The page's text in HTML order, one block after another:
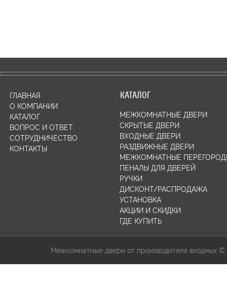
ГЛАВНАЯ
О КОМПАНИИ
КАТАЛОГ
ВОПРОС И ОТВЕТ
СОТРУДНИЧЕСТВО
КОНТАКТЫ
КАТАЛОГ
МЕЖКОМНАТНЫЕ ДВЕРИ
СКРЫТЫЕ ДВЕРИ
ВХОДНЫЕ ДВЕРИ
РАЗДВИЖНЫЕ ДВЕРИ
МЕЖКОМНАТНЫЕ
ПЕНАЛЫ ДЛЯ ДВЕРЕЙ
РУЧКИ
ДИСКОНТ/РАСПРОДАЖА
УСТАНОВКА
АКЦИИ И СКИДКИ
ГДЕ КУПИТЬ
Межкомнатные двери от производителя входных